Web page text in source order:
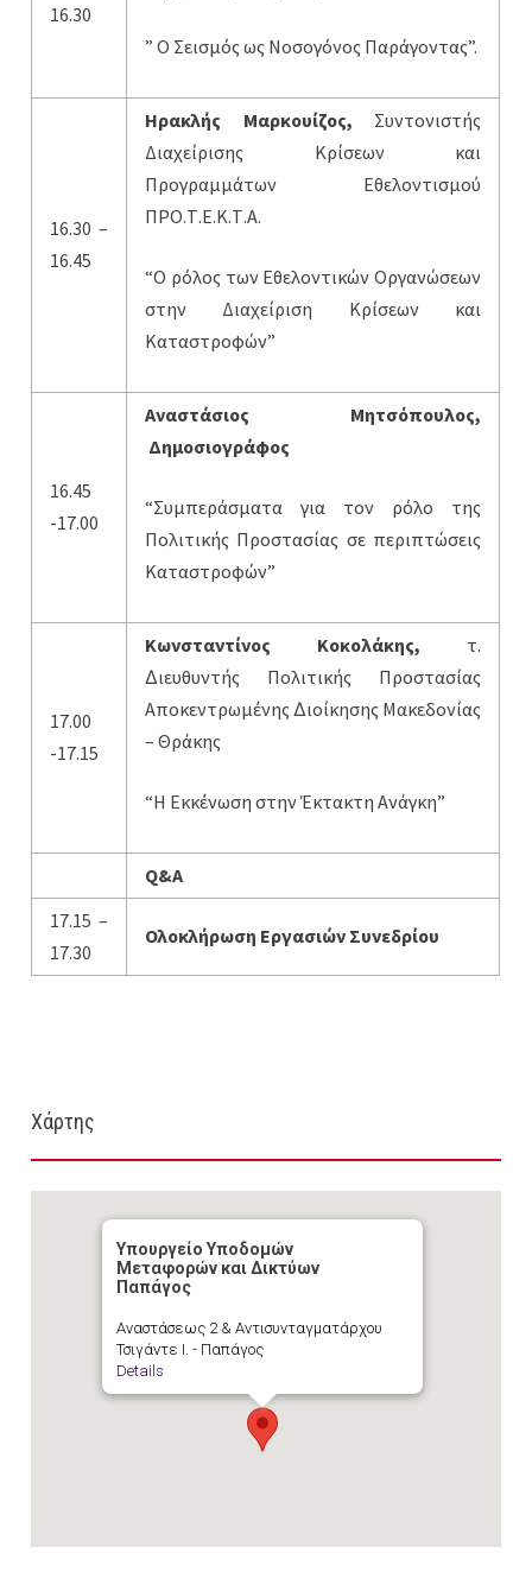
16.30
” Ο Σεισμός ως Νοσογόνος Παράγοντας”.
16.30 –
16.45
Ηρακλής Μαρκουίζος, Συντονιστής
Διαχείρισης Κρίσεων και
Προγραμμάτων Εθελοντισμού
ΠΡΟ.Τ.Ε.Κ.Τ.Α.
“Ο ρόλος των Εθελοντικών Οργανώσεων
στην Διαχείριση Κρίσεων και
Καταστροφών”
16.45
-17.00
Αναστάσιος Μητσόπουλος,
Δημοσιογράφος
“Συμπεράσματα για τον ρόλο της
Πολιτικής Προστασίας σε περιπτώσεις
Καταστροφών”
17.00
-17.15
Κωνσταντίνος Κοκολάκης, τ.
∆ιευθυντής Πολιτικής Προστασίας
Αποκεντρωμένης ∆ιοίκησης Μακεδονίας
– Θράκης
“Η Εκκένωση στην Έκτακτη Ανάγκη”
Q&A
17.15 –
17.30
Ολοκλήρωση Εργασιών Συνεδρίου
Χάρτης
Υπουργείο Υποδομών
Μεταφορών και Δικτύων
Παπάγος
Αναστάσεως 2 & Αντισυνταγματάρχου
Τσιγάντε Ι. - Παπάγος
Details